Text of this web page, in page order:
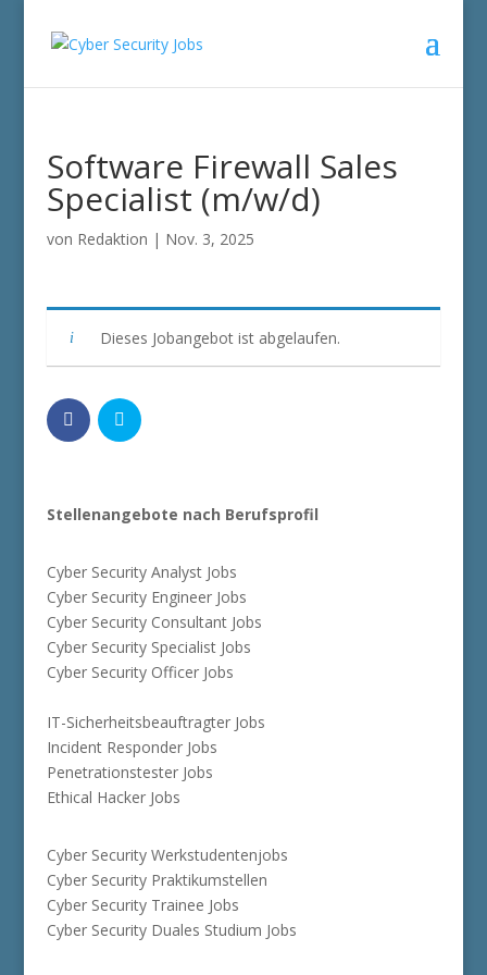
Software Firewall Sales
Specialist (m/w/d)
von Redaktion | Nov. 3, 2025
Dieses Jobangebot ist abgelaufen.
Stellenangebote nach Berufsprofil
Cyber Security Analyst Jobs
Cyber Security Engineer Jobs
Cyber Security Consultant Jobs
Cyber Security Specialist Jobs
Cyber Security Officer Jobs
IT-Sicherheitsbeauftragter Jobs
Incident Responder Jobs
Penetrationstester Jobs
Ethical Hacker Jobs
Cyber Security Werkstudentenjobs
Cyber Security Praktikumstellen
Cyber Security Trainee Jobs
Cyber Security Duales Studium Jobs